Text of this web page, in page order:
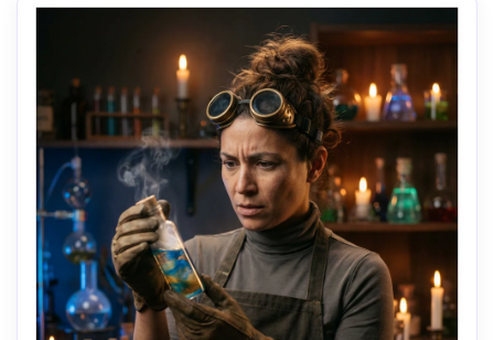
désaturation cinématographique avec des reflets
chaleureux- -ar 4:5